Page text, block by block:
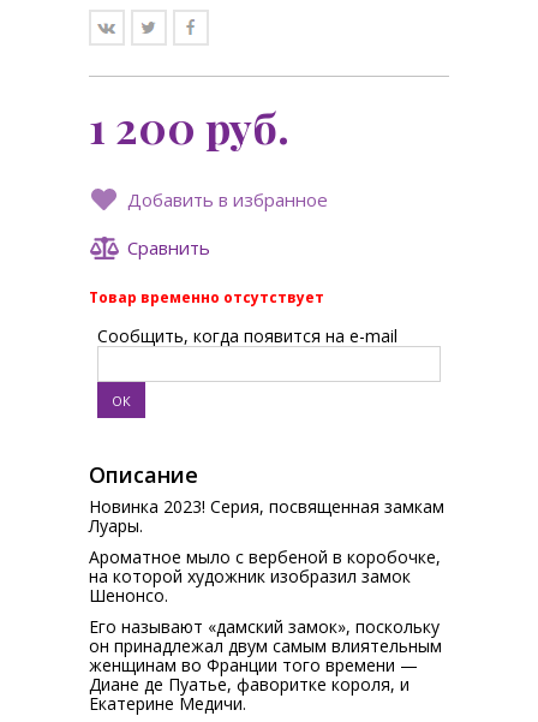
Добавить в избранное
Сравнить
Товар временно отсутствует
1 200 руб.
Сообщить, когда появится на e-mail
Описание
Новинка 2023! Серия, посвященная замкам
Луары.
Ароматное мыло с вербеной в коробочке,
на которой художник изобразил замок
Шенонсо.
Его называют «дамский замок», поскольку
он принадлежал двум самым влиятельным
женщинам во Франции того времени —
Диане де Пуатье, фаворитке короля, и
Екатерине Медичи.